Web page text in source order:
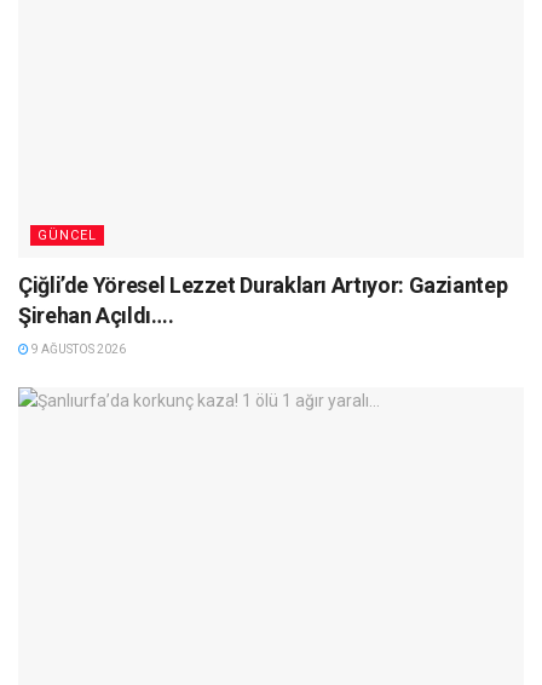
GÜNCEL
Çiğli’de Yöresel Lezzet Durakları Artıyor: Gaziantep
Şirehan Açıldı….
9 AĞUSTOS 2026